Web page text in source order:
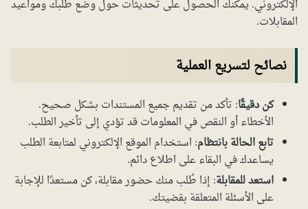
الإلكتروني. يمكنك الحصول على تحديثات حول وضع طلبك ومواعيد
المقابلات.
نصائح لتسريع العملية
كن دقيقًا: تأكد من تقديم جميع المستندات بشكل صحيح.
الأخطاء أو النقص في المعلومات قد تؤدي إلى تأخير الطلب.
تابع الحالة بانتظام: استخدام الموقع الإلكتروني لمتابعة الطلب
يساعدك في البقاء على اطلاع دائم.
استعد للمقابلة: إذا طُلب منك حضور مقابلة، كن مستعدًا للإجابة
على الأسئلة المتعلقة بقضيتك.